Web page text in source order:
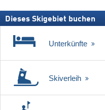
Dieses Skigebiet buchen
Unterkünfte
Skiverleih